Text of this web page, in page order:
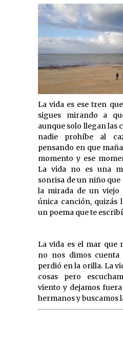
La vida es ese tren
sigues mirando a
aunque solo llegan las
nadie prohíbe al
pensando en que
momento y ese
La vida no es una
sonrisa de un niño
la mirada de un viejo
única canción, quizás
un poema que te
La vida es el mar que
no nos dimos
perdió en la orilla. La
cosas pero
viento y dejamos
hermanos y buscamos